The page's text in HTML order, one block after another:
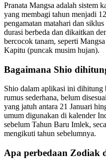
Pranata Mangsa adalah sistem
yang membagi tahun menjadi
pengamatan matahari dan
durasi berbeda dan dikaitkan
bercocok tanam, seperti
Kapitu (puncak musim hujan).
Bagaimana Shio
Shio dalam aplikasi ini dihitung
rumus sederhana, belum
yang jatuh antara 21 Januari
umum digunakan di kalender
sebelum Tahun Baru Imlek,
mengikuti tahun sebelumnya.
Apa perbedaan Zodiak